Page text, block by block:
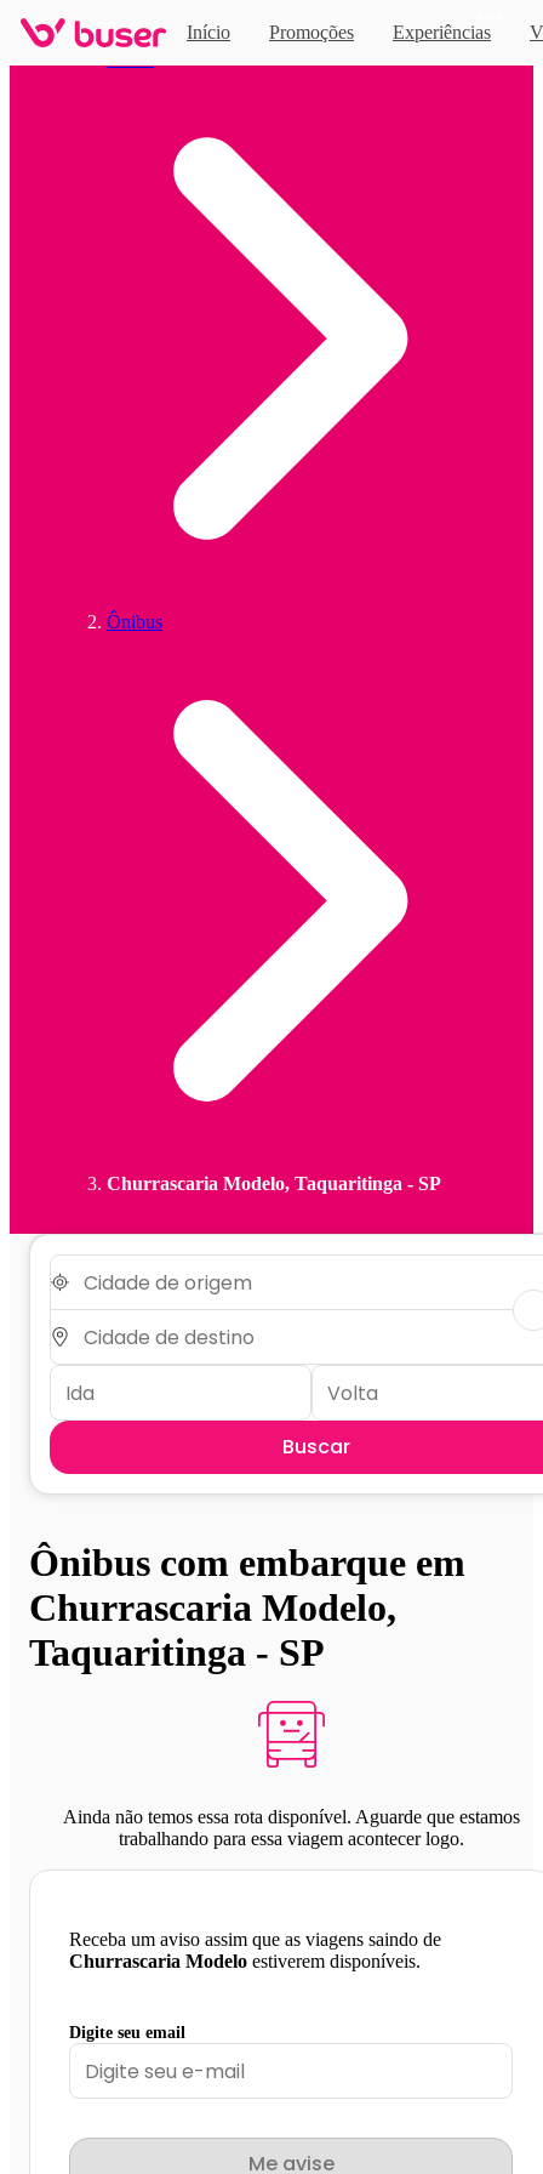
Início Promoções Experiências
Ônibus
Churrascaria Modelo, Taquaritinga - SP
Buscar
Ônibus com embarque em
Churrascaria Modelo,
Taquaritinga - SP
Ainda não temos essa rota disponível. Aguarde que estamos
trabalhando para essa viagem acontecer logo.
Receba um aviso assim que as viagens saindo de
Churrascaria Modelo estiverem disponíveis.
Digite seu email
Me avise